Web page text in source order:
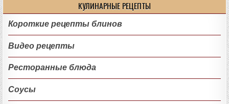
КУЛИНАРНЫЕ РЕЦЕПТЫ
Короткие рецепты блинов
Видео рецепты
Ресторанные блюда
Соусы